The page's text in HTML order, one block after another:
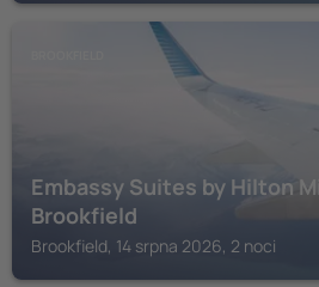
Embassy Suites by Hilton
Brookfield
Brookfield, 14 srpna 2026, 2 noci